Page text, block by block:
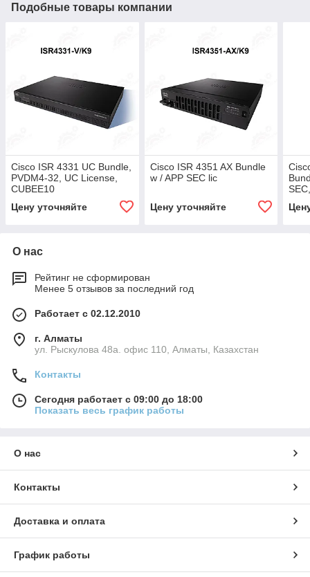
Подобные товары компании
Cisco ISR 4331 UC Bundle,
PVDM4-32, UC License,
CUBEE10
Цену уточняйте
Cisco ISR 4351 AX Bundle
w / APP SEC lic
Цену уточняйте
О нас
Рейтинг не сформирован
Менее 5 отзывов за последний год
Работает с 02.12.2010
г. Алматы
ул. Рыскулова 48а. офис 110, Алматы, Казахстан
Контакты
Сегодня работает с 09:00 до 18:00
Показать весь график работы
О нас
Контакты
Доставка и оплата
График работы